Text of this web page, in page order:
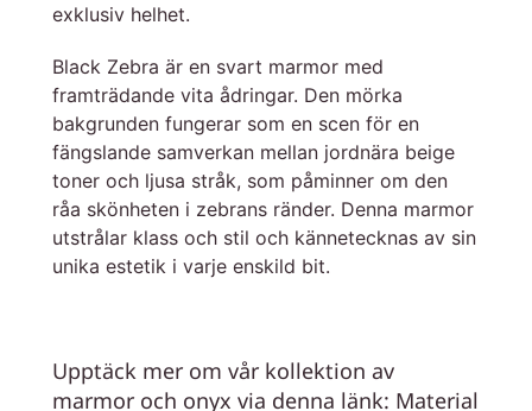
exklusiv helhet.
Black Zebra är en svart marmor med
framträdande vita ådringar. Den mörka
bakgrunden fungerar som en scen för en
fängslande samverkan mellan jordnära beige
toner och ljusa stråk, som påminner om den
råa skönheten i zebrans ränder. Denna marmor
utstrålar klass och stil och kännetecknas av sin
unika estetik i varje enskild bit.
Upptäck mer om vår kollektion av
marmor och onyx via denna länk: Material